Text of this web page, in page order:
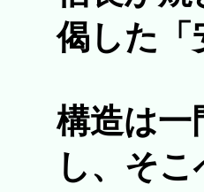
禅は必
一戸、
入る端